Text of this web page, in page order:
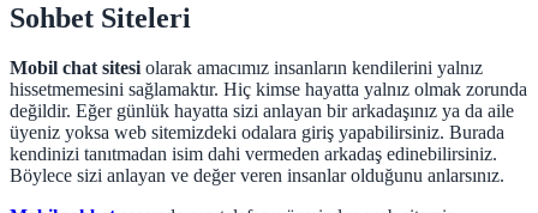
Sohbet Siteleri
Mobil chat sitesiolarak amacımız insanların kendilerini yalnız
hissetmemesini sağlamaktır. Hiç kimse hayatta yalnız olmak zorunda
değildir. Eğer günlük hayatta sizi anlayan bir arkadaşınız ya da aile
üyeniz yoksa web sitemizdeki odalara giriş yapabilirsiniz. Burada
kendinizi tanıtmadan isim dahi vermeden arkadaş edinebilirsiniz.
Böylece sizi anlayan ve değer veren insanlar olduğunu anlarsınız.